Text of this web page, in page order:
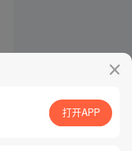
打开APP